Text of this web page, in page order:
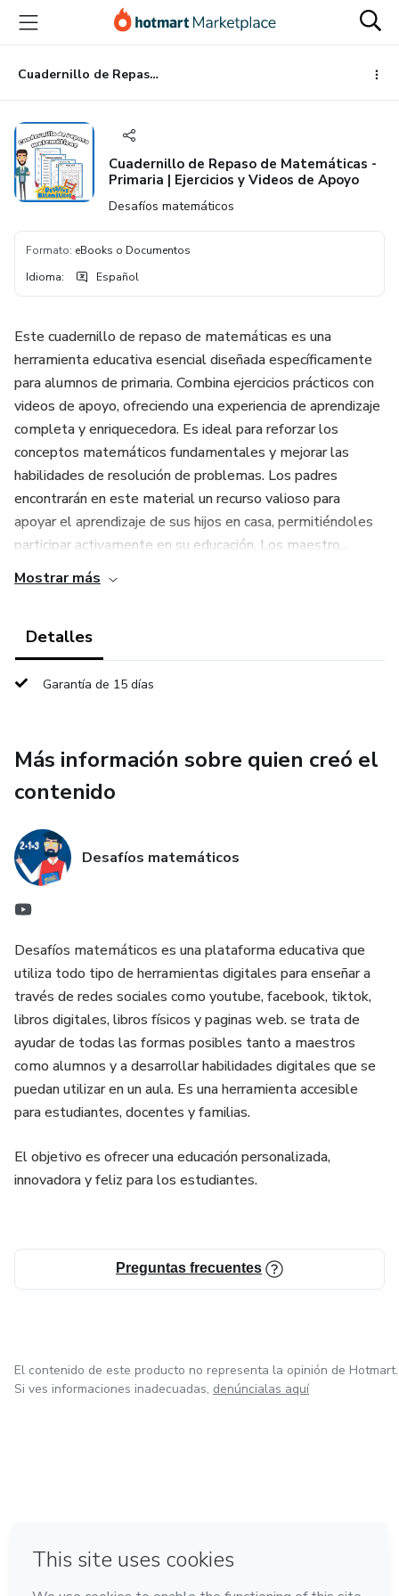
principal
página
de
página
Cuadernillo de Repaso de Matemáticas - Primaria | Ejercicios y Videos de Apoyo
Cuadernillo de Repaso de Matemáticas -
Primaria | Ejercicios y Videos de Apoyo
Desafíos matemáticos
Formato: eBooks o Documentos
Idioma: Español
Este cuadernillo de repaso de matemáticas es una
herramienta educativa esencial diseñada específicamente
para alumnos de primaria. Combina ejercicios prácticos con
videos de apoyo, ofreciendo una experiencia de aprendizaje
completa y enriquecedora. Es ideal para reforzar los
conceptos matemáticos fundamentales y mejorar las
habilidades de resolución de problemas. Los padres
encontrarán en este material un recurso valioso para
apoyar el aprendizaje de sus hijos en casa, permitiéndoles
participar activamente en su educación. Los maestro...
Mostrar más
Detalles
Garantía de 15 días
Más información sobre quien creó el
contenido
Desafíos matemáticos
Desafíos matemáticos es una plataforma educativa que
utiliza todo tipo de herramientas digitales para enseñar a
través de redes sociales como youtube, facebook, tiktok,
libros digitales, libros físicos y paginas web. se trata de
ayudar de todas las formas posibles tanto a maestros
como alumnos y a desarrollar habilidades digitales que se
puedan utilizar en un aula. Es una herramienta accesible
para estudiantes, docentes y familias.
El objetivo es ofrecer una educación personalizada,
innovadora y feliz para los estudiantes.
Preguntas frecuentes
El contenido de este producto no representa la opinión de Hotmart.
Si ves informaciones inadecuadas, denúncialas aquí
Hecho con❤ en Ciudad de México